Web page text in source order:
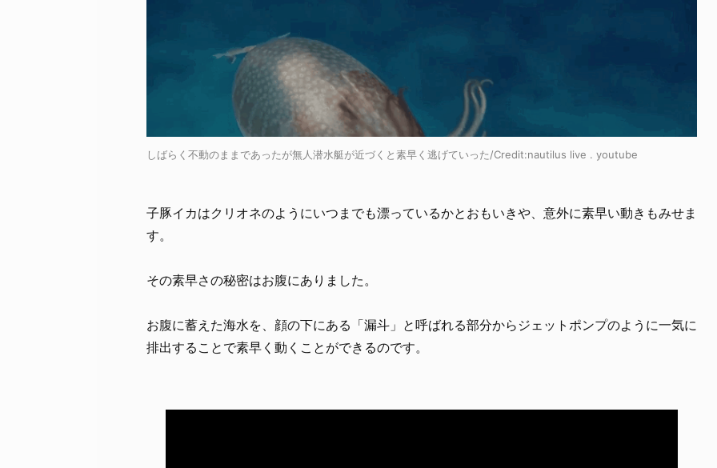
しばらく不動のままであったが無人潜水艇が近づくと素早く逃げていった/Credit:nautilus live . youtube
子豚イカはクリオネのようにいつまでも漂っているかとおもいきや、意外に素早い動きもみせま
す。
その素早さの秘密はお腹にありました。
お腹に蓄えた海水を、顔の下にある「漏斗」と呼ばれる部分からジェットポンプのように一気に
排出することで素早く動くことができるのです。